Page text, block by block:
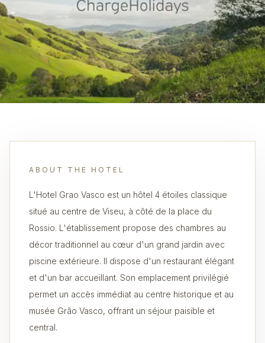
ABOUT THE HOTEL
L'Hotel Grao Vasco est un hôtel 4 étoiles classique
situé au centre de Viseu, à côté de la place du
Rossio. L'établissement propose des chambres au
décor traditionnel au cœur d'un grand jardin avec
piscine extérieure. Il dispose d'un restaurant élégant
et d'un bar accueillant. Son emplacement privilégié
permet un accès immédiat au centre historique et au
musée Grão Vasco, offrant un séjour paisible et
central.